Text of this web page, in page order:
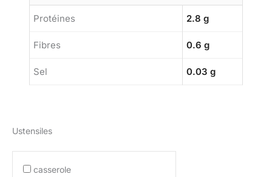
Protéines 2.8 g
Fibres 0.6 g
Sel 0.03 g
Ustensiles
casserole